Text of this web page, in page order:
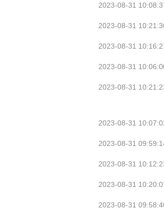
2023-08-31
2023-08-31
2023-08-31
2023-08-31
2023-08-31
2023-08-31
2023-08-31
2023-08-31
2023-08-31
2023-08-31